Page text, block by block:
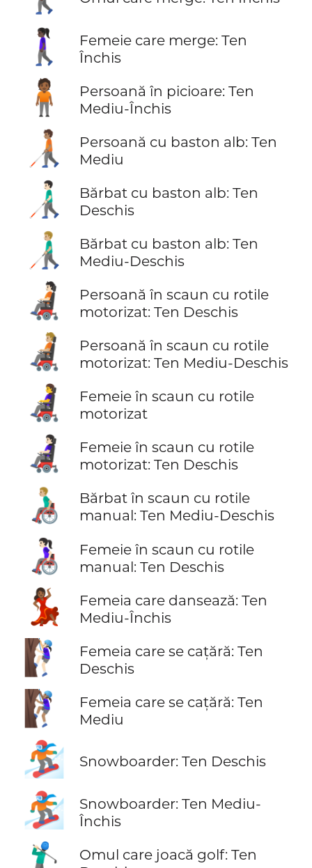
🚶🏿‍♀️
Femeie care merge: Ten
Închis
🧍🏾
Persoană în picioare: Ten
Mediu-Închis
🧑🏽‍🦯
Persoană cu baston alb: Ten
Mediu
👨🏻‍🦯
Bărbat cu baston alb: Ten
Deschis
👨🏼‍🦯
Bărbat cu baston alb: Ten
Mediu-Deschis
🧑🏻‍🦼
Persoană în scaun cu rotile
motorizat: Ten Deschis
🧑🏼‍🦼
Persoană în scaun cu rotile
motorizat: Ten Mediu-Deschis
👩‍🦼
Femeie în scaun cu rotile
motorizat
👩🏻‍🦼
Femeie în scaun cu rotile
motorizat: Ten Deschis
👨🏼‍🦽
Bărbat în scaun cu rotile
manual: Ten Mediu-Deschis
👩🏻‍🦽
Femeie în scaun cu rotile
manual: Ten Deschis
💃🏾
Femeia care dansează: Ten
Mediu-Închis
🧗🏻‍♀️
Femeia care se cațără: Ten
Deschis
🧗🏽‍♀️
Femeia care se cațără: Ten
Mediu
🏂🏻 Snowboarder: Ten Deschis
🏂🏾
Snowboarder: Ten Mediu-
Închis
Omul care joacă golf: Ten